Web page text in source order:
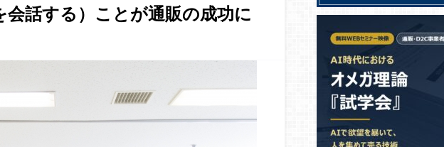
話する）ことが通販の成功に